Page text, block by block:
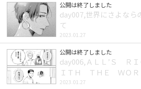
公開は終了しました
day007,世界にさよなら
て
2023.01.27
公開は終了しました
day006,ＡＬＬ’Ｓ Ｒ
ＩＴＨ ＴＨＥ ＷＯＲ
ｔ
2023.01.27